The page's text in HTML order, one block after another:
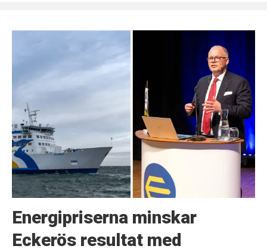
Energipriserna minskar
Eckerös resultat med